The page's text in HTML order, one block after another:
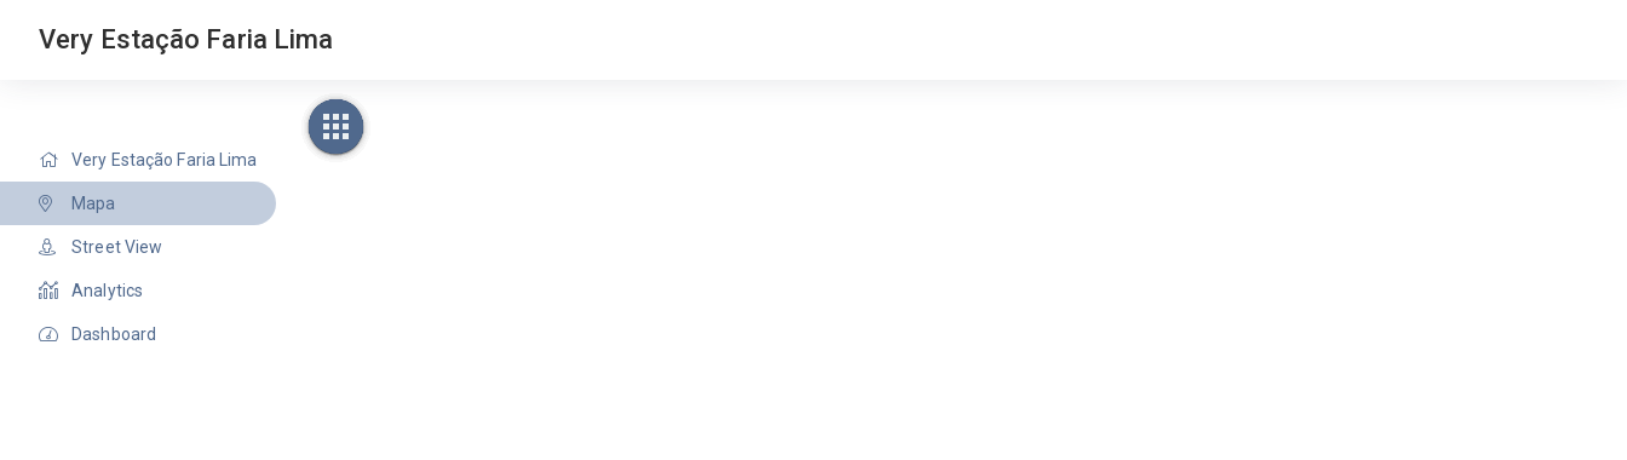
Very Estação Faria Lima
Very Estação Faria Lima
Mapa
Street View
Analytics
Dashboard